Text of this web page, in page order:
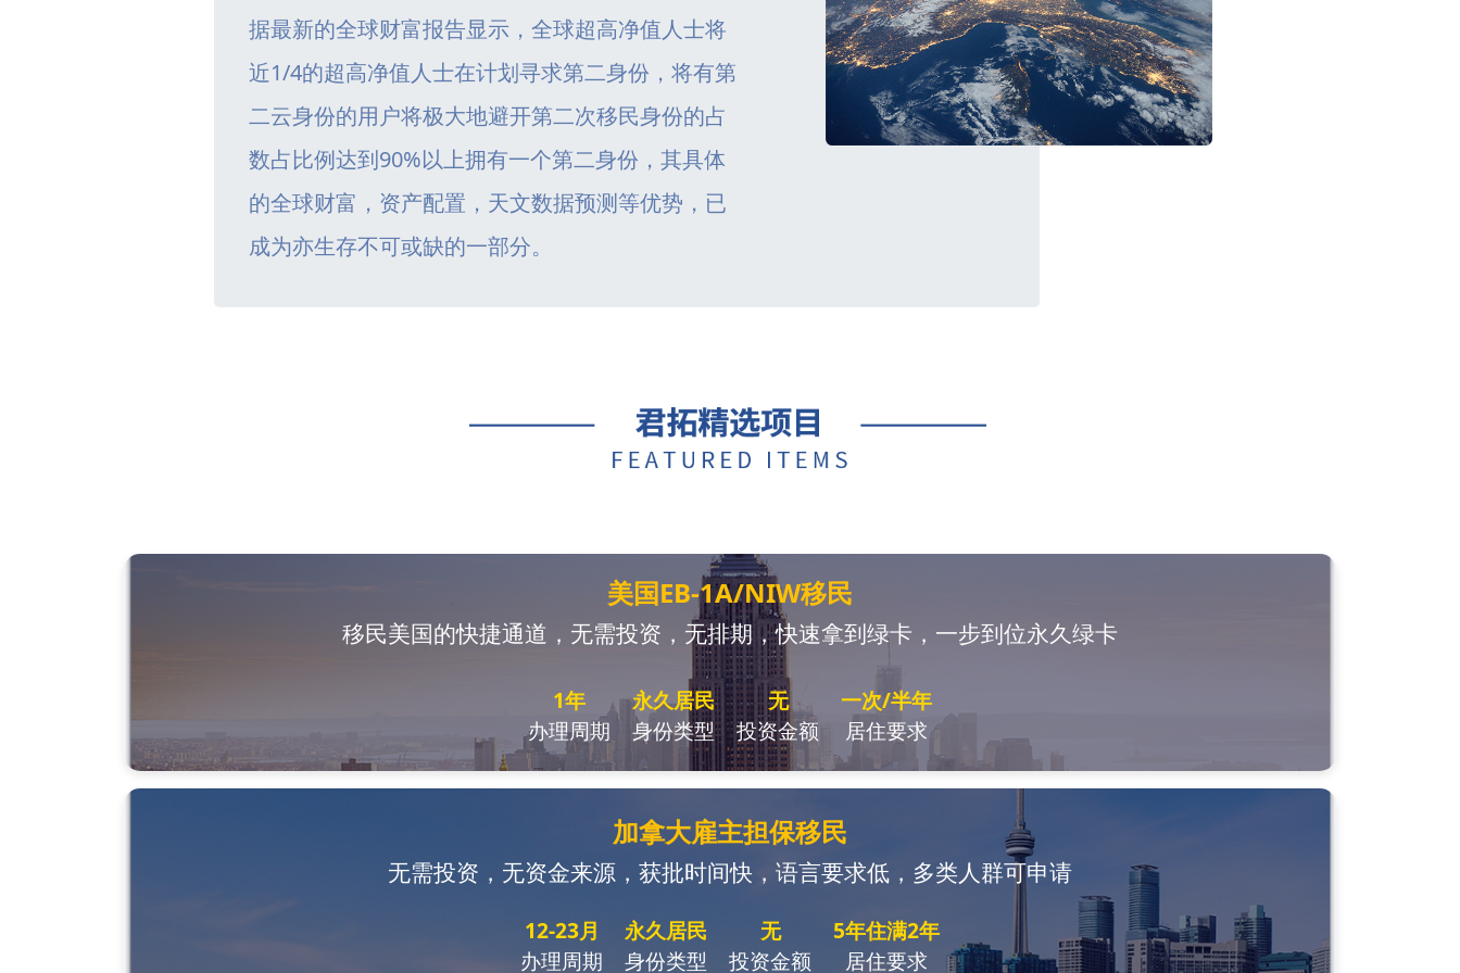
据最新的全球财富报告显示，全球超高净值人士将
近1/4的超高净值人士在计划寻求第二身份，将有第
二云身份的用户将极大地避开第二次移民身份的占
数占比例达到90%以上拥有一个第二身份，其具体
的全球财富，资产配置，天文数据预测等优势，已
成为亦生存不可或缺的一部分。
美国EB-1A/NIW移民
移民美国的快捷通道，无需投资，无排期，快速拿到绿卡，一步到位永久绿卡
1年
办理周期
永久居民
身份类型
无
投资金额
一次/半年
居住要求
加拿大雇主担保移民
无需投资，无资金来源，获批时间快，语言要求低，多类人群可申请
12-23月
办理周期
永久居民
身份类型
无
投资金额
5年住满2年
居住要求